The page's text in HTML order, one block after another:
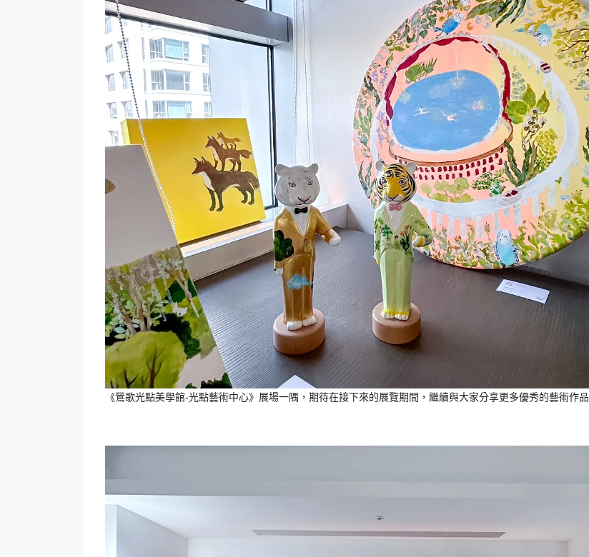
《鶯歌光點美學館-光點藝術中心》展場一隅，期待在接下來的展覽期間，繼續與大家分享更多優秀的藝術作品